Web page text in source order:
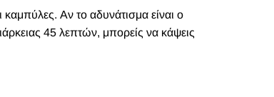
Αν το αδυνάτισμα είναι ο
45 λεπτών, μπορείς να κάψεις